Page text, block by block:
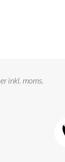
inkl. moms.